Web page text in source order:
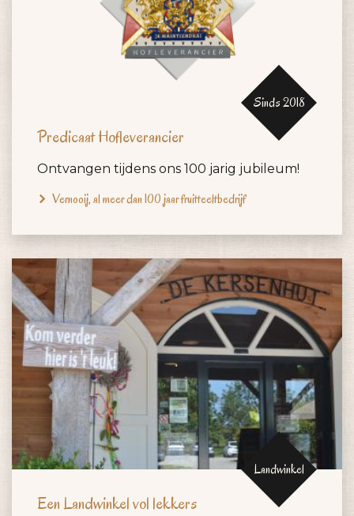
Sinds 2018
Predicaat Hofleverancier
Ontvangen tijdens ons 100 jarig jubileum!
Vernooij, al meer dan 100 jaar fruitteeltbedrijf
Landwinkel
Een Landwinkel vol lekkers